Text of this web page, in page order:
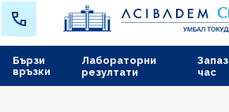
Лабораторни
резултати
час
Бързи
връзки